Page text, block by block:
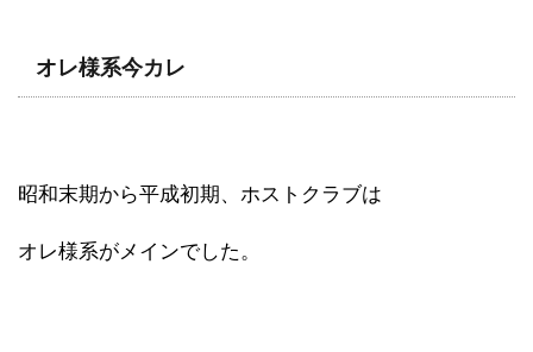
オレ様系今カレ
昭和末期から平成初期、ホストクラブは
オレ様系がメインでした。